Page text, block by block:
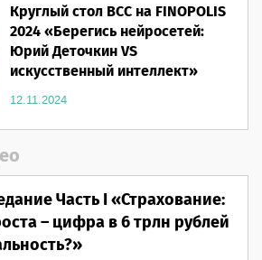
Круглый стол ВСС на FINOPOLIS
2024 «Берегись нейросетей:
Юрий Деточкин VS
искусственный интеллект»
12.11.2024
Часть I «Страхование:
– цифра в 6 трлн рублей